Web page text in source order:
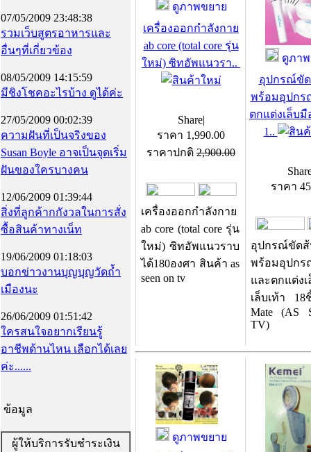
07/05/2009 23:48:38
รวมเว็บสูตรอาหารและ
อื่นๆที่เกี่ยวข้อง
08/05/2009 14:15:59
มีชิงโชคอะไรบ้าง ดูได้ค่ะ
27/05/2009 00:02:39
ความฝันที่เป็นจริงของ
Susan Boyle อาจเป็นจุดเริ่ม
ฝันของใครบางคน
12/06/2009 01:39:44
สิ่งที่ลูกค้ากกังวลในการสั่ง
ซื้อสินค้าทางเน็ท
19/06/2009 01:18:03
บอกข่าวงานบุญบุญวัดถ้ำ
เมืองนะ
26/06/2009 01:51:42
ใครสนใจอยากเรียนรู้
อาชีพด้านไหน เลือกได้เลย
ค่ะ......
ข้อมูล
ผู้ให้บริการรับชำระเงิน
ดูภาพขยาย
เครื่องออกกำลังกาย
ab core (total core รุ่น
ใหม่) ซิทอัพแนวรา..
Share|
ราคา 1,990.00
ราคาปกติ 2,900.00
เครื่องออกกำลังกาย
ab core (total core รุ่น
ใหม่) ซิทอัพแนวราบ
ได้180องศา สินค้า as
seen on tv
ดูภา
อุปกรณ์ขัด
พร้อมอุปกร
ตกแต่งเล็บมื
1..
ราคา
อุปกรณ์ขัดส้
พร้อมอุปก
และตกแต่ง
เล็บเท้า 18
Mate (AS
TV)
ดูภาพขยาย